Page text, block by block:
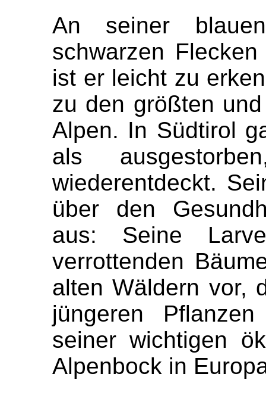
An seiner
schwarzen
ist er leicht zu
zu den größten
Alpen. In Südtirol
als
wiederentdeckt.
über den
aus: Seine
verrottenden
alten Wäldern vor,
jüngeren
seiner wichtigen
Alpenbock in